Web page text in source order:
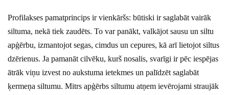
Profilakses pamatprincips ir vienkāršs: būtiski ir saglabāt vairāk
siltuma, nekā tiek zaudēts. To var panākt, valkājot sausu un siltu
apģērbu, izmantojot segas, cimdus un cepures, kā arī lietojot siltus
dzērienus. Ja pamanāt cilvēku, kurš nosalis, svarīgi ir pēc iespējas
ātrāk viņu izvest no aukstuma ietekmes un palīdzēt saglabāt
ķermeņa siltumu. Mitrs apģērbs siltumu atņem ievērojami straujāk